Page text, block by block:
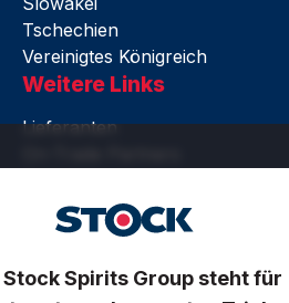
Weitere Links
Lieferanten
Barrierefreiheit
Nutzungsbedingungen
Zertifikate
Tschechien
Vereinigtes Königreich
Stock Spirits Group steht für